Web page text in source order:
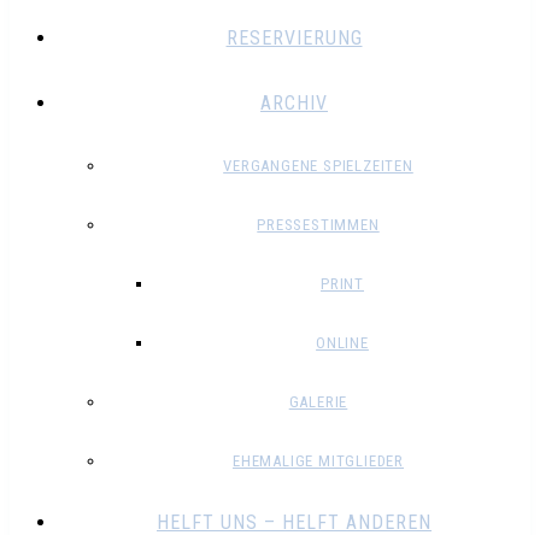
RESERVIERUNG
ARCHIV
VERGANGENE SPIELZEITEN
PRESSESTIMMEN
PRINT
ONLINE
GALERIE
EHEMALIGE MITGLIEDER
HELFT UNS – HELFT ANDEREN